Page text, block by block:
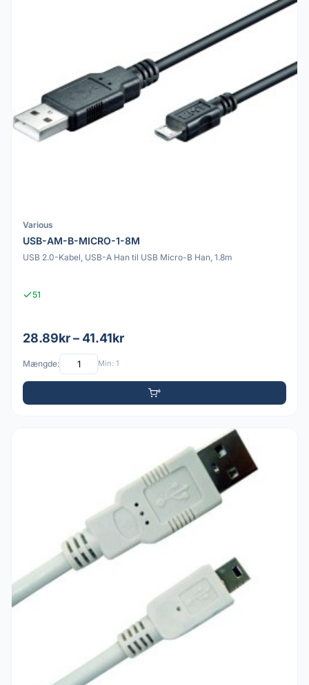
Various
USB-AM-B-MICRO-1-8M
USB 2.0-Kabel, USB-A Han til USB Micro-B Han, 1.8m
51
28.89kr – 41.41kr
Mængde: Min: 1